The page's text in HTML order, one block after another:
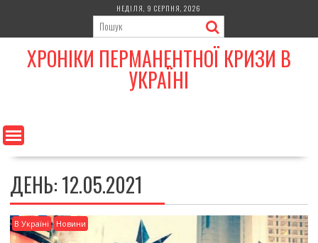
content
НЕДІЛЯ, 9 СЕРПНЯ, 2026
ХРОНІКИ ПЕРМАНЕНТНОЇ КРИЗИ В
УКРАЇНІ
ДЕНЬ:12.05.2021
В Україні Новини